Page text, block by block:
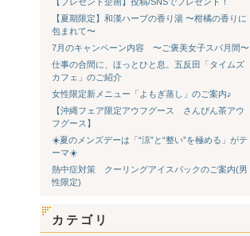
【夏期限定】和漢ハーブの香り湯 〜柑橘の香りに
包まれて〜
7月のキャンペーン内容 〜ご褒美女子スパ月間〜
仕事の合間に、ほっとひと息。五反田「タイムズ
カフェ」のご紹介
女性限定新メニュー「よもぎ蒸し」のご案内♪
【沖縄フェア限定アウフグース さんぴん茶アウ
フグース】
☀️夏のメンズデーは「“涼”と“整い”を極める」がテ
ーマ☀️
熱中症対策 クーリングアイスパックのご案内(男
性限定)
カテゴリ